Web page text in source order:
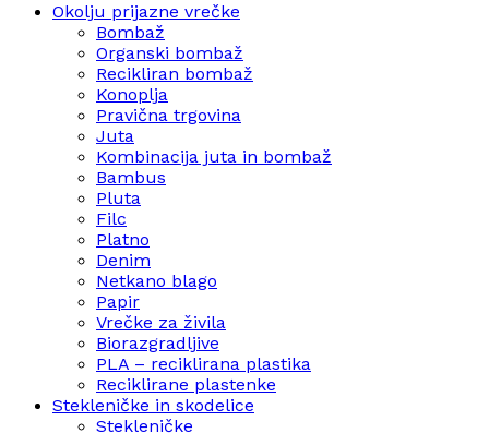
Okolju prijazne vrečke
Bombaž
Organski bombaž
Recikliran bombaž
Konoplja
Pravična trgovina
Juta
Kombinacija juta in bombaž
Bambus
Pluta
Filc
Platno
Denim
Netkano blago
Papir
Vrečke za živila
Biorazgradljive
PLA – reciklirana plastika
Reciklirane plastenke
Stekleničke in skodelice
Stekleničke